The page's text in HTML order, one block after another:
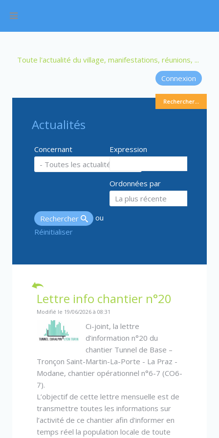
Toute l'actualité du village, manifestations, réunions, ...
Connexion
Rechercher...
Actualités
Concernant Expression
Ordonnées par
Rechercher
ou
Réinitialiser
Lettre info chantier n°20
Modifié le 19/06/2026 à 08:31
Ci-joint, la lettre
d’information n°20 du
chantier Tunnel de Base –
Tronçon Saint-Martin-La-Porte - La Praz -
Modane, chantier opérationnel n°6-7 (CO6-
7).
L’objectif de cette lettre mensuelle est de
transmettre toutes les informations sur
l’activité de ce chantier afin d'informer en
temps réel la population locale de toute